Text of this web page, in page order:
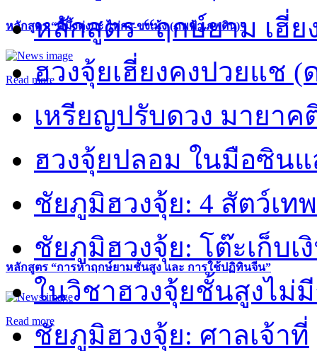
หลักสูตร “คี้มึ้งตุ่งกะ ไท่กง-ขงเม้ง (ภพฟ้า ภพดิน)”
Read more
หลักสูตร “การหาฤกษ์ยามชั้นสูง และ การใช้ปฏิทินจีน”
Read more
หลักสูตร “ฤกษ์ยาม เฮี่ย
ฮวงจุ้ยเฮี่ยงคงปวยแช (
เหรียญปรับดวง มายา
ฮวงจุ้ยปลอม ในมือซิน
ชัยภูมิฮวงจุ้ย: 4 สัตว์เทพ
ชัยภูมิฮวงจุ้ย: โต๊ะเก็บเ
ในวิชาฮวงจุ้ยชั้นสูงไม่
ชัยภูมิฮวงจุ้ย: ศาลเจ้าที่